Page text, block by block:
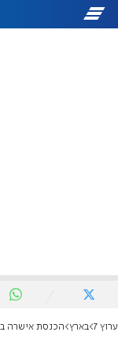
ערוץ 7 בארץ הכנסת אישרה